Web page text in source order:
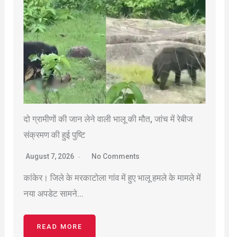
दो ग्रामीणों की जान लेने वाली भालू की मौत, जांच में रेबीज
संक्रमण की हुई पुष्टि
August 7, 2026 No Comments
कांकेर। जिले के मरकाटोला गांव में हुए भालू हमले के मामले में
नया अपडेट सामने…
READ MORE